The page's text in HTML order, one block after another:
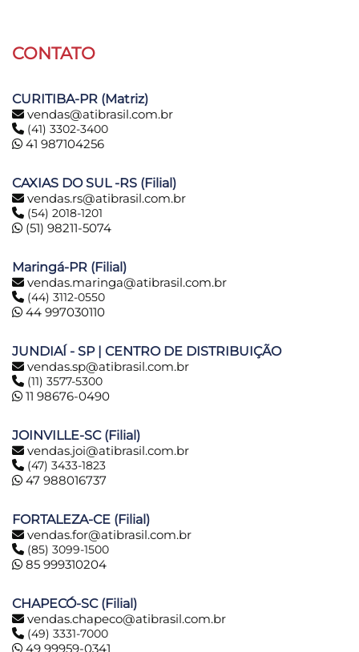
CONTATO
CURITIBA-PR (Matriz)
vendas@atibrasil.com.br
(41) 3302-3400
41 987104256
CAXIAS DO SUL -RS (Filial)
vendas.rs@atibrasil.com.br
(54) 2018-1201
(51) 98211-5074
Maringá-PR (Filial)
vendas.maringa@atibrasil.com.br
(44) 3112-0550
44 997030110
JUNDIAÍ - SP | CENTRO DE DISTRIBUIÇÃO
vendas.sp@atibrasil.com.br
(11) 3577-5300
11 98676-0490
JOINVILLE-SC (Filial)
vendas.joi@atibrasil.com.br
(47) 3433-1823
47 988016737
FORTALEZA-CE (Filial)
vendas.for@atibrasil.com.br
(85) 3099-1500
85 999310204
CHAPECÓ-SC (Filial)
vendas.chapeco@atibrasil.com.br
(49) 3331-7000
49 99959-0341